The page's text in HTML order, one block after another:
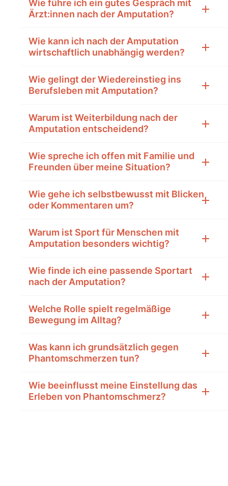
Wie führe ich ein gutes Gespräch mit
Ärzt:innen nach der Amputation?
Wie kann ich nach der Amputation
wirtschaftlich unabhängig werden?
Wie gelingt der Wiedereinstieg ins
Berufsleben mit Amputation?
Warum ist Weiterbildung nach der
Amputation entscheidend?
Wie spreche ich offen mit Familie und
Freunden über meine Situation?
Wie gehe ich selbstbewusst mit Blicken
oder Kommentaren um?
Warum ist Sport für Menschen mit
Amputation besonders wichtig?
Wie finde ich eine passende Sportart
nach der Amputation?
Welche Rolle spielt regelmäßige
Bewegung im Alltag?
Was kann ich grundsätzlich gegen
Phantomschmerzen tun?
Wie beeinflusst meine Einstellung das
Erleben von Phantomschmerz?